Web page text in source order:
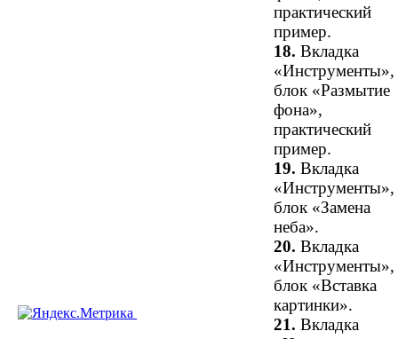
практический
пример.
18. Вкладка
«Инструменты»,
блок «Размытие
фона»,
практический
пример.
19. Вкладка
«Инструменты»,
блок «Замена
неба».
20. Вкладка
«Инструменты»,
блок «Вставка
картинки».
21. Вкладка